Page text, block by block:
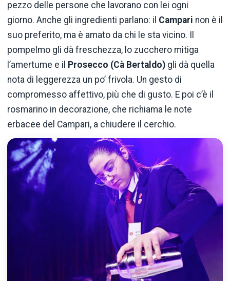
pezzo delle persone che lavorano con lei ogni
giorno. Anche gli ingredienti parlano: il Campari non è il
suo preferito, ma è amato da chi le sta vicino. Il
pompelmo gli dà freschezza, lo zucchero mitiga
l’amertume e il Prosecco (Cà Bertaldo) gli dà quella
nota di leggerezza un po’ frivola. Un gesto di
compromesso affettivo, più che di gusto. E poi c’è il
rosmarino in decorazione, che richiama le note
erbacee del Campari, a chiudere il cerchio.